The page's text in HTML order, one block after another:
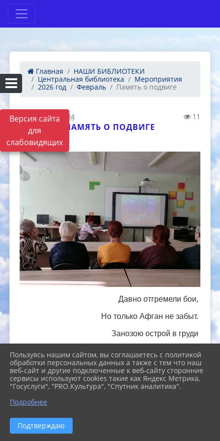
Версия сайта
для
слабовидящих
Главная
НАШИ БИБЛИОТЕКИ
Центральная библиотека
Мероприятия
2026 год
Февраль Память о подвиге
22.02.2026 11:34 11
ПАМЯТЬ О ПОДВИГЕ
Давно отгремели бои,
Но только Афган не забыт.
Занозою острой в груди
То страшное время сидит.
37 лет назад, 15 февраля 1989 года
завершилась история самого затяжного
участия советских войск в вооружённом
25.12.1979г. по 15.02.1989г. советские воины
принимали участие в гражданской войне на
Пользуясь нашим сайтом, вы соглашаетесь с политикой
обработки персональных данных а также с тем что наш
веб-сайт и другие подключенные к веб-сайту сторонние
сервисы используют cookies такие как Яндекс Метрика,
"Госуслуги", "PRO.Культура", "Спутник аналитика".
Подробнее
Подтверждаю